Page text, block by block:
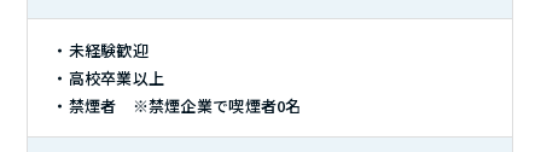
・未経験歓迎
・高校卒業以上
・禁煙者 ※禁煙企業で喫煙者0名